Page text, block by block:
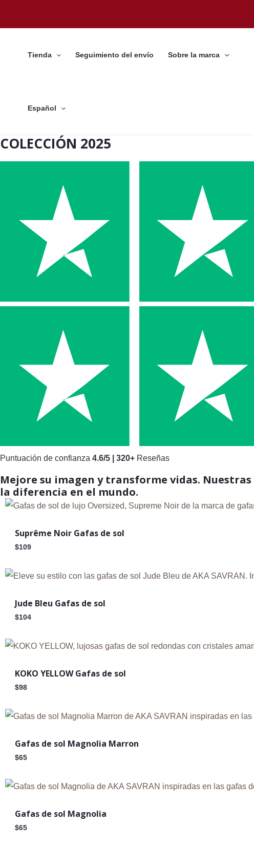
Tienda Seguimiento del envío Sobre la marca
Español
COLECCIÓN 2025
Puntuación de confianza 4.6/5 | 320+ Reseñas
Mejore su imagen y transforme vidas.
la diferencia en el mundo.
Suprême Noir Gafas de sol
$109
Jude Bleu Gafas de sol
$104
KOKO YELLOW Gafas de sol
$98
Gafas de sol Magnolia Marron
$65
Gafas de sol Magnolia
$65